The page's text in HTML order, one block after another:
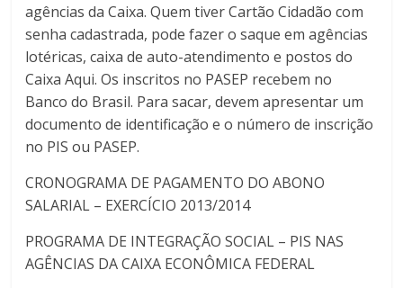
agências da Caixa. Quem tiver Cartão Cidadão com
senha cadastrada, pode fazer o saque em agências
lotéricas, caixa de auto-atendimento e postos do
Caixa Aqui. Os inscritos no PASEP recebem no
Banco do Brasil. Para sacar, devem apresentar um
documento de identificação e o número de inscrição
no PIS ou PASEP.
CRONOGRAMA DE PAGAMENTO DO ABONO
SALARIAL – EXERCÍCIO 2013/2014
PROGRAMA DE INTEGRAÇÃO SOCIAL – PIS NAS
AGÊNCIAS DA CAIXA ECONÔMICA FEDERAL